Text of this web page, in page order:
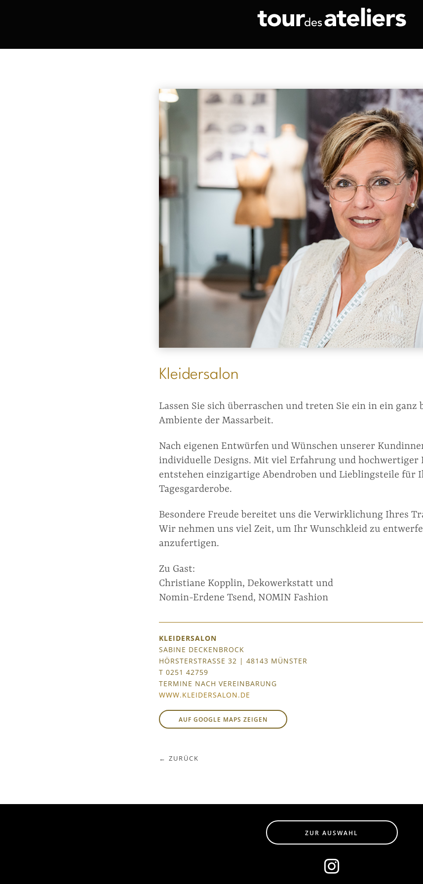
Kleidersalon
Lassen Sie sich überraschen und treten Sie ein in ein ganz
Ambiente der Massarbeit.
Nach eigenen Entwürfen und Wünschen unserer
individuelle Designs. Mit viel Erfahrung und hochwertiger
entstehen einzigartige Abendroben und Lieblings­teile für
Tagesgarderobe.
Besondere Freude bereitet uns die Verwirklichung Ihres
Wir nehmen uns viel Zeit, um Ihr Wunsch­kleid zu
anzufertigen.
Zu Gast:
Christiane Kopplin, Dekowerkstatt und
Nomin-Erdene Tsend, NOMIN Fashion
KLEIDERSALON
SABINE DECKENBROCK
HÖRSTERSTRASSE 32 | 48143 MÜNSTER
T 0251 ‌42759
TERMINE NACH VEREINBARUNG
WWW.KLEIDERSALON.DE
AUF GOOGLE MAPS ZEIGEN
ZURÜCK
ZUR AUSWAHL
